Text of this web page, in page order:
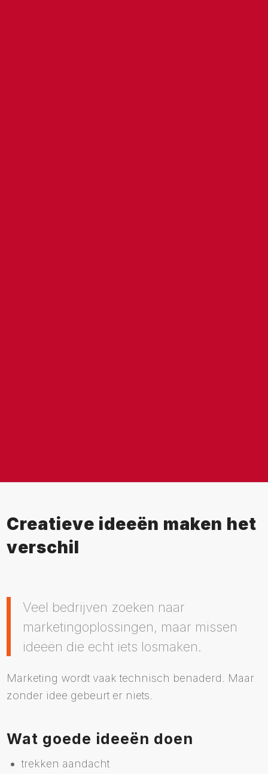
Creatieve ideeën maken het
verschil
Veel bedrijven zoeken naar
marketingoplossingen, maar missen
ideeën die echt iets losmaken.
Marketing wordt vaak technisch benaderd. Maar
zonder idee gebeurt er niets.
Wat goede ideeën doen
trekken aandacht